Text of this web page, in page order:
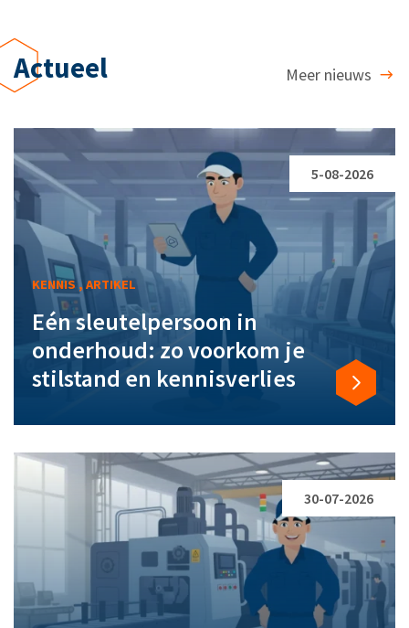
Actueel Meer nieuws
KENNIS , ARTIKEL
Eén sleutelpersoon in
onderhoud: zo voorkom je
stilstand en kennisverlies
5-08-2026
30-07-2026